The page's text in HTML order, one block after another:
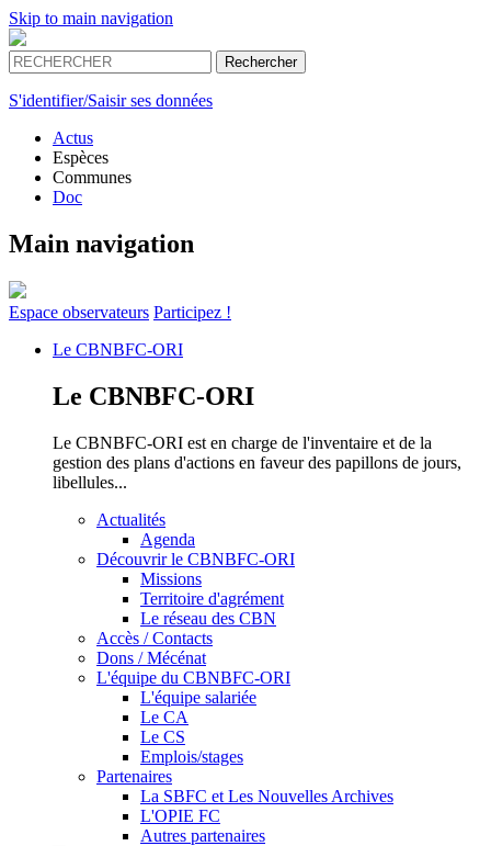
Skip to main navigation
S'identifier/Saisir ses données
Actus
Espèces
Communes
Doc
Main navigation
Espace observateurs Participez !
Le CBNBFC-ORI
Le CBNBFC-ORI
Le CBNBFC-ORI est en charge de l'inventaire et de la
gestion des plans d'actions en faveur des papillons de jours,
libellules...
Actualités
Agenda
Découvrir le CBNBFC-ORI
Missions
Territoire d'agrément
Le réseau des CBN
Accès / Contacts
Dons / Mécénat
L'équipe du CBNBFC-ORI
L'équipe salariée
Le CA
Le CS
Emplois/stages
Partenaires
La SBFC et Les Nouvelles Archives
L'OPIE FC
Autres partenaires